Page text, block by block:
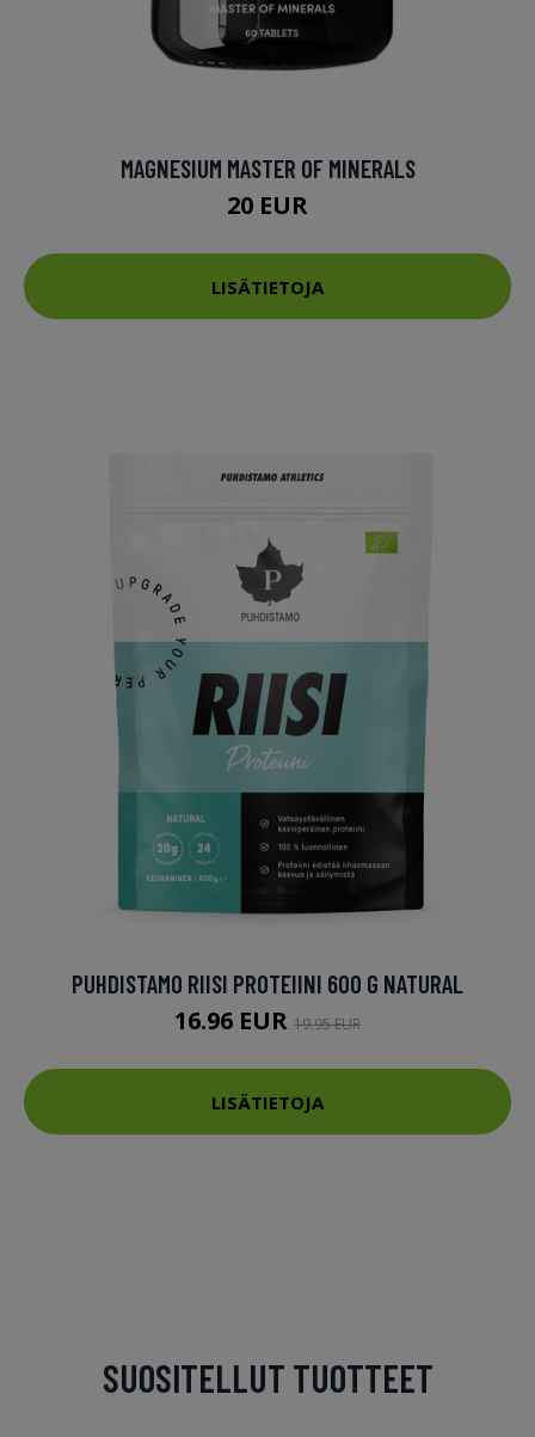
MAGNESIUM MASTER OF MINERALS
20 EUR
LISÄTIETOJA
PUHDISTAMO RIISI PROTEIINI 600 G NATURAL
16.96 EUR 19.95 EUR
LISÄTIETOJA
SUOSITELLUT TUOTTEET